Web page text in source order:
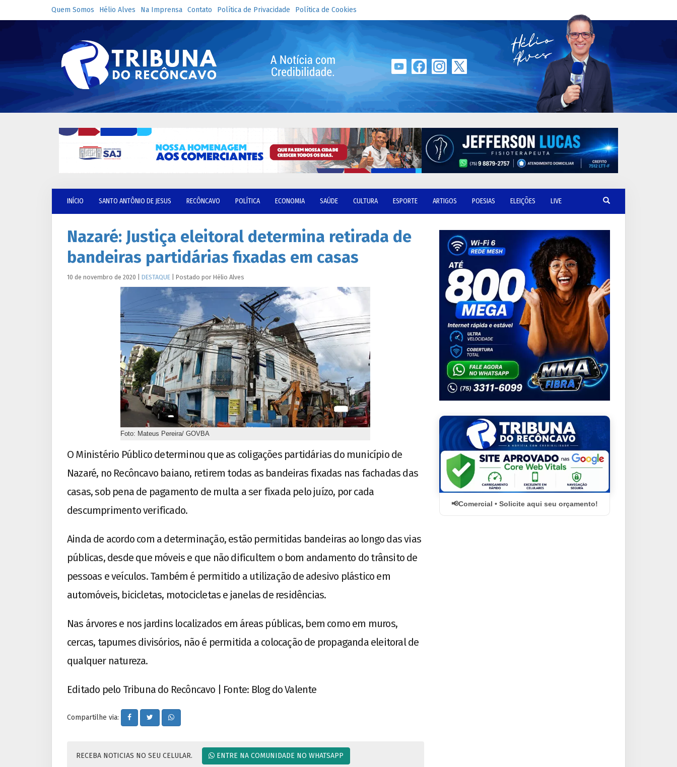
Quem Somos Hélio Alves Na Imprensa Contato Política de Privacidade Política de Cookies
INÍCIO SANTO ANTÔNIO DE JESUS RECÔNCAVO POLÍTICA ECONOMIA SAÚDE CULTURA ESPORTE ARTIGOS POESIAS ELEIÇÕES LIVE
Nazaré: Justiça eleitoral determina retirada de
bandeiras partidárias fixadas em casas
10 de novembro de 2020 DESTAQUE Postado por Hélio Alves
Foto: Mateus Pereira/ GOVBA
O Ministério Público determinou que as coligações partidárias do município de
Nazaré, no Recôncavo baiano, retirem todas as bandeiras fixadas nas fachadas das
casas, sob pena de pagamento de multa a ser fixada pelo juízo, por cada
descumprimento verificado.
Ainda de acordo com a determinação, estão permitidas bandeiras ao longo das vias
públicas, desde que móveis e que não dificultem o bom andamento do trânsito de
pessoas e veículos. Também é permitido a utilização de adesivo plástico em
automóveis, bicicletas, motocicletas e janelas de residências.
Nas árvores e nos jardins localizados em áreas públicas, bem como em muros,
cercas, tapumes divisórios, não é permitida a colocação de propaganda eleitoral de
qualquer natureza.
Editado pelo Tribuna do Recôncavo | Fonte: Blog do Valente
Compartilhe via:
RECEBA NOTICIAS NO SEU CELULAR. ENTRE NA COMUNIDADE NO WHATSAPP
Comercial • Solicite aqui seu orçamento!